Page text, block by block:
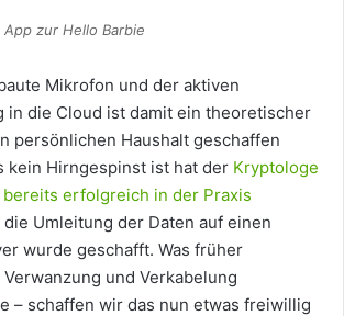
App zur Hello Barbie
Mikrofon und der aktiven
in die Cloud ist damit ein theoretischer
persönlichen Haushalt geschaffen
kein Hirngespinst ist hat der Kryptologe
erfolgreich in der Praxis
die Umleitung der Daten auf einen
wurde geschafft. Was früher
und Verkabelung
– schaffen wir das nun etwas freiwillig